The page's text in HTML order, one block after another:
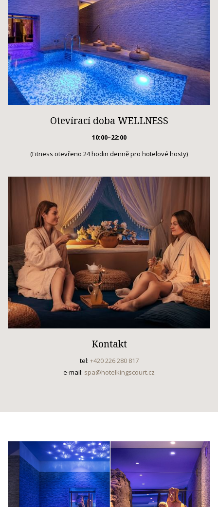
Otevírací doba WELLNESS
10:00–22:00
(Fitness otevřeno 24 hodin denně pro hotelové hosty)
Kontakt
tel: +420 226 280 817
e-mail: spa@hotelkingscourt.cz